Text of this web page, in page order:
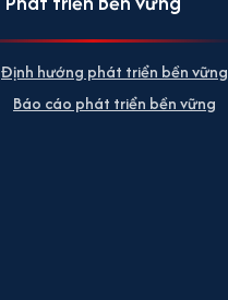
Định hướng phát triển bền vững
Báo cáo phát triển bền vững